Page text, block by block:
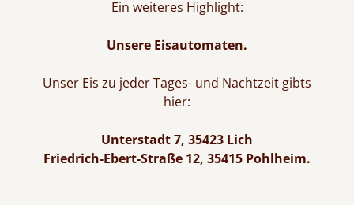
Ein weiteres Highlight:
Unsere Eisautomaten.
Unser Eis zu jeder Tages- und Nachtzeit gibts
hier:
Unterstadt 7, 35423 Lich
Friedrich-Ebert-Straße 12, 35415 Pohlheim.